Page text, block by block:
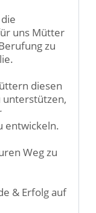
uns Mütter
zu
diesen
unterstützen,
entwickeln.
Weg zu
& Erfolg auf